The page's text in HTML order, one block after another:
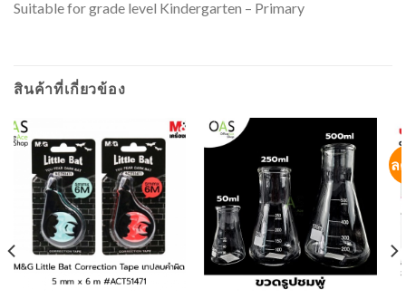
Suitable for grade level Kindergarten – Primary
สินค้าที่เกี่ยวข้อง
ล